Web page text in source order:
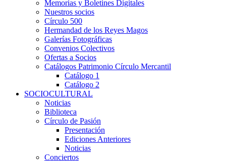
Memorias y Boletines Digitales
Nuestros socios
Círculo 500
Hermandad de los Reyes Magos
Galerías Fotográficas
Convenios Colectivos
Ofertas a Socios
Catálogos Patrimonio Círculo Mercantil
Catálogo 1
Catálogo 2
SOCIOCULTURAL
Noticias
Biblioteca
Círculo de Pasión
Presentación
Ediciones Anteriores
Noticias
Conciertos